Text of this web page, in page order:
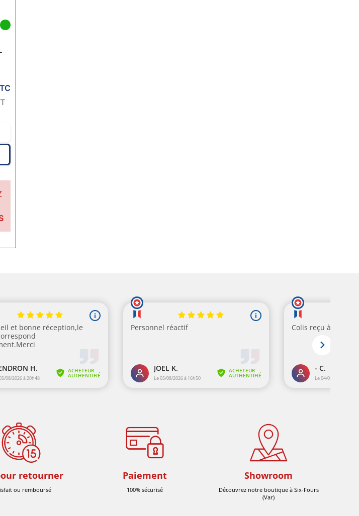
retourner
ou remboursé
Paiement
100% sécurisé
Showroom
Découvrez notre boutique à Six-Fours
(Var)